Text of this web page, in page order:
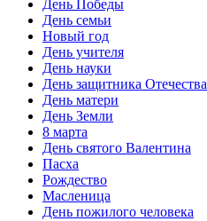
День Победы
День семьи
Новый год
День учителя
День науки
День защитника Отечества
День матери
День Земли
8 марта
День святого Валентина
Пасха
Рождество
Масленица
День пожилого человека